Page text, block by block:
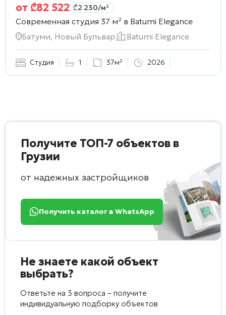
от ₾82 522 ₾2 230/м²
Современная студия 37 м² в Batumi Elegance
Батуми, Новый Бульвар
Batumi Elegance
Студия 1 37м² 2026
Получите ТОП-7 объектов в
Грузии
от надежных застройщиков
Получить каталог в WhatsApp
Не знаете какой объект
выбрать?
Ответьте на 3 вопроса – получите
индивидуальную подборку объектов